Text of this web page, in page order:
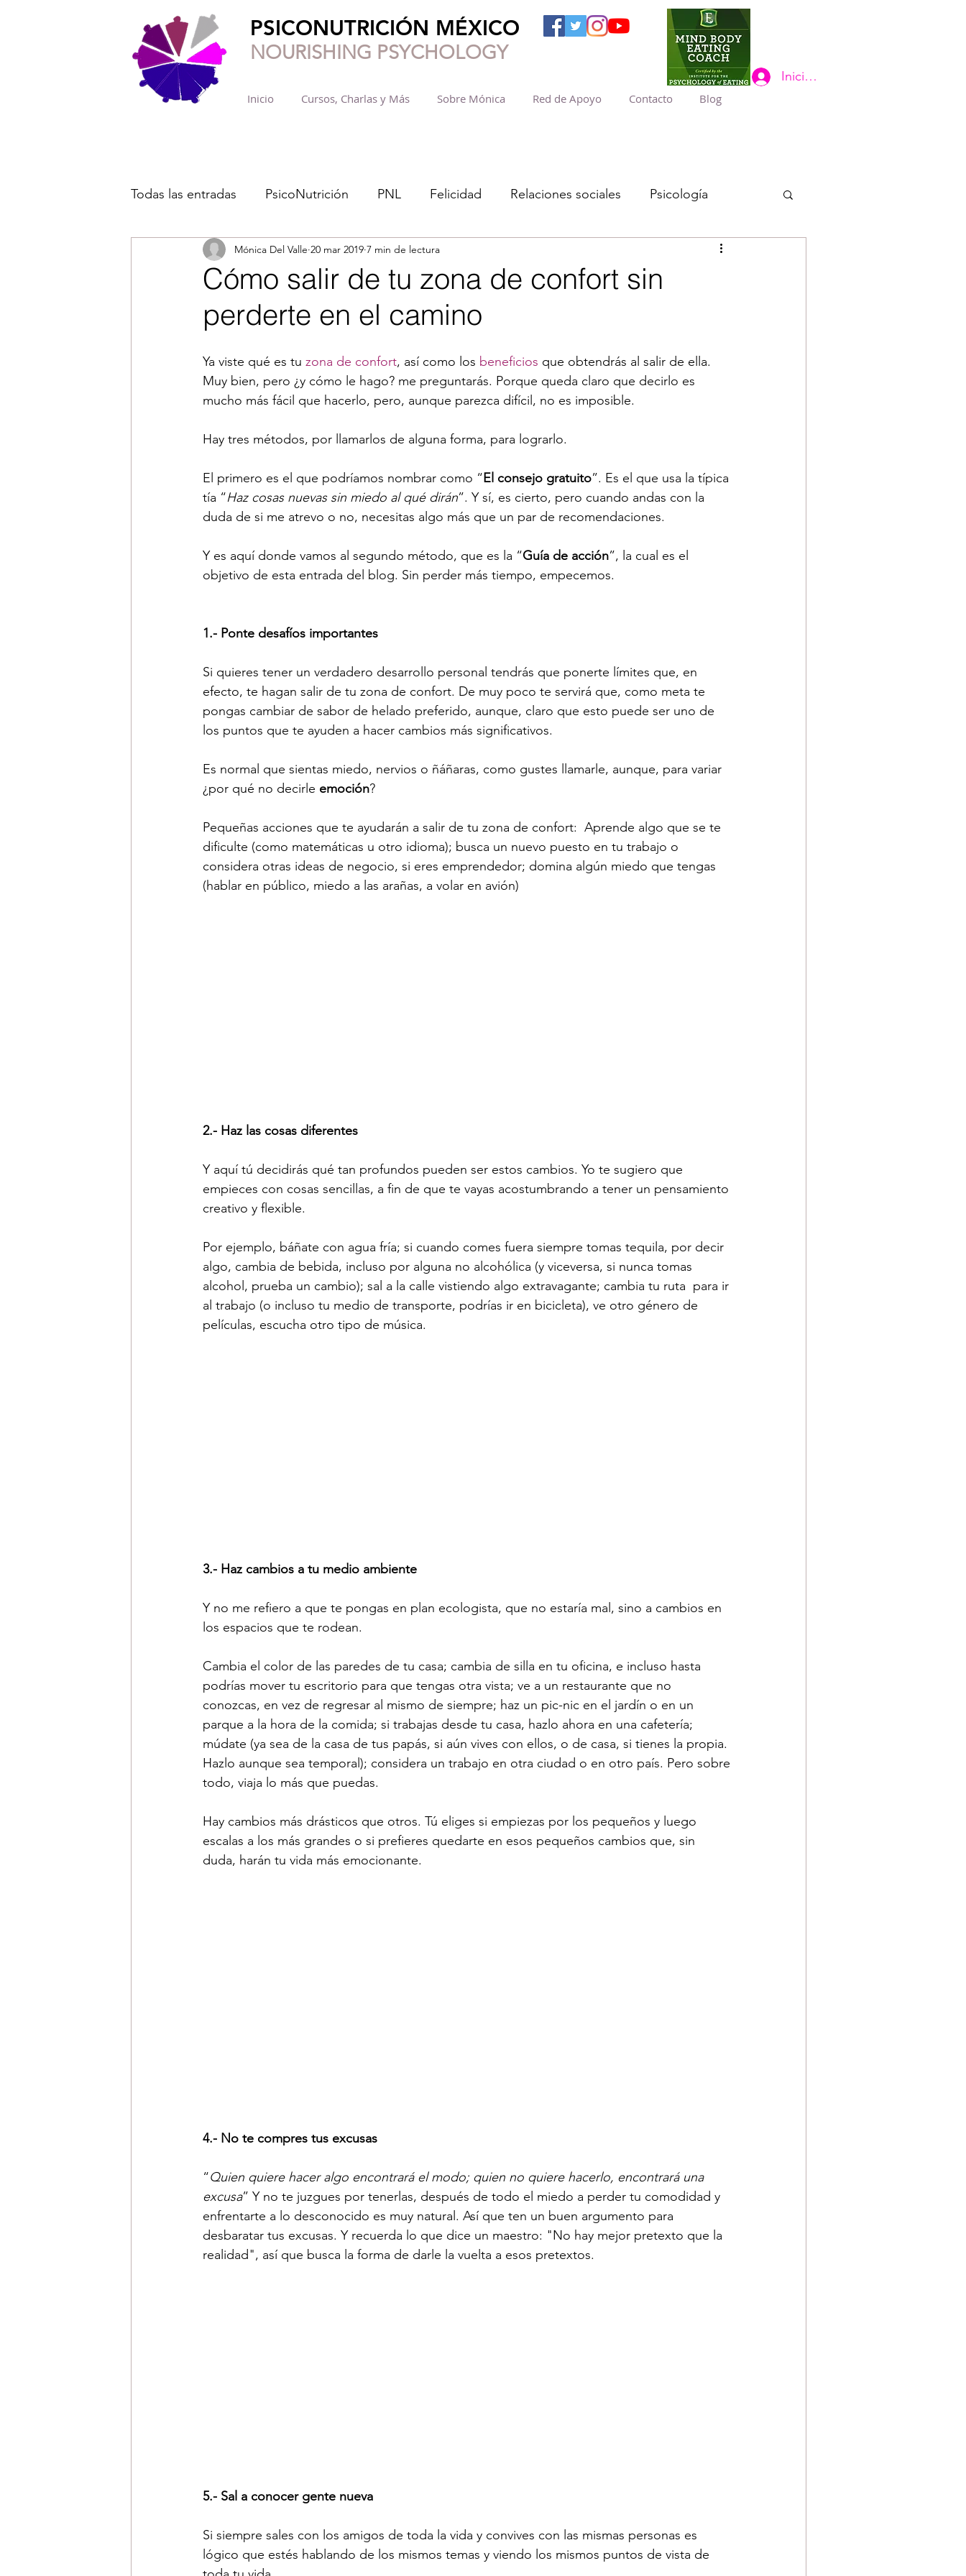
PSICONUTRICIÓN MÉXICO
NOURISHING PSYCHOLOGY
Inicio Cursos, Charlas y Más Sobre Mónica Red de Apoyo Contacto Blog
Iniciar sesión
Todas las entradas PsicoNutrición PNL Felicidad Relaciones sociales Psicología
Cómo salir de tu zona de confort sin
perderte en el camino
Mónica Del Valle 20 mar 2019 7 min de lectura
Ya viste qué es tu zona de confort, así como los beneficios que obtendrás al salir de ella.
Muy bien, pero ¿y cómo le hago? me preguntarás. Porque queda claro que decirlo es
mucho más fácil que hacerlo, pero, aunque parezca difícil, no es imposible.
Hay tres métodos, por llamarlos de alguna forma, para lograrlo.
El primero es el que podríamos nombrar como “El consejo gratuito”. Es el que usa la típica
tía “Haz cosas nuevas sin miedo al qué dirán”. Y sí, es cierto, pero cuando andas con la
duda de si me atrevo o no, necesitas algo más que un par de recomendaciones.
Y es aquí donde vamos al segundo método, que es la “Guía de acción”, la cual es el
objetivo de esta entrada del blog. Sin perder más tiempo, empecemos.
1.- Ponte desafíos importantes
Si quieres tener un verdadero desarrollo personal tendrás que ponerte límites que, en
efecto, te hagan salir de tu zona de confort. De muy poco te servirá que, como meta te
pongas cambiar de sabor de helado preferido, aunque, claro que esto puede ser uno de
los puntos que te ayuden a hacer cambios más significativos.
Es normal que sientas miedo, nervios o ñáñaras, como gustes llamarle, aunque, para variar
¿por qué no decirle emoción?
Pequeñas acciones que te ayudarán a salir de tu zona de confort:  Aprende algo que se te
dificulte (como matemáticas u otro idioma); busca un nuevo puesto en tu trabajo o
considera otras ideas de negocio, si eres emprendedor; domina algún miedo que tengas
(hablar en público, miedo a las arañas, a volar en avión)
2.- Haz las cosas diferentes
Y aquí tú decidirás qué tan profundos pueden ser estos cambios. Yo te sugiero que
empieces con cosas sencillas, a fin de que te vayas acostumbrando a tener un pensamiento
creativo y flexible.
Por ejemplo, báñate con agua fría; si cuando comes fuera siempre tomas tequila, por decir
algo, cambia de bebida, incluso por alguna no alcohólica (y viceversa, si nunca tomas
alcohol, prueba un cambio); sal a la calle vistiendo algo extravagante; cambia tu ruta  para ir
al trabajo (o incluso tu medio de transporte, podrías ir en bicicleta), ve otro género de
películas, escucha otro tipo de música.
3.- Haz cambios a tu medio ambiente
Y no me refiero a que te pongas en plan ecologista, que no estaría mal, sino a cambios en
los espacios que te rodean.
Cambia el color de las paredes de tu casa; cambia de silla en tu oficina, e incluso hasta
podrías mover tu escritorio para que tengas otra vista; ve a un restaurante que no
conozcas, en vez de regresar al mismo de siempre; haz un pic-nic en el jardín o en un
parque a la hora de la comida; si trabajas desde tu casa, hazlo ahora en una cafetería;
múdate (ya sea de la casa de tus papás, si aún vives con ellos, o de casa, si tienes la propia.
Hazlo aunque sea temporal); considera un trabajo en otra ciudad o en otro país. Pero sobre
todo, viaja lo más que puedas.
Hay cambios más drásticos que otros. Tú eliges si empiezas por los pequeños y luego
escalas a los más grandes o si prefieres quedarte en esos pequeños cambios que, sin
duda, harán tu vida más emocionante.
4.- No te compres tus excusas
“Quien quiere hacer algo encontrará el modo; quien no quiere hacerlo, encontrará una
excusa” Y no te juzgues por tenerlas, después de todo el miedo a perder tu comodidad y
enfrentarte a lo desconocido es muy natural. Así que ten un buen argumento para
desbaratar tus excusas. Y recuerda lo que dice un maestro: "No hay mejor pretexto que la
realidad", así que busca la forma de darle la vuelta a esos pretextos.
5.- Sal a conocer gente nueva
Si siempre sales con los amigos de toda la vida y convives con las mismas personas es
lógico que estés hablando de los mismos temas y viendo los mismos puntos de vista de